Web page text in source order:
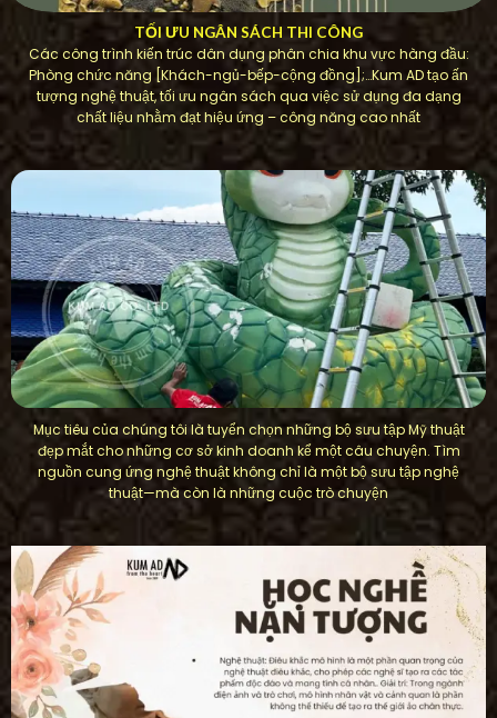
TỐI ƯU NGÂN SÁCH THI CÔNG
Các công trình kiến ​​trúc dân dụng phân chia khu vực hàng đầu:
Phòng chức năng [Khách-ngủ-bếp-cộng đồng];…Kum AD tạo ấn
tượng nghệ thuật, tối ưu ngân sách qua việc sử dụng đa dạng
chất liệu nhằm đạt hiệu ứng – công năng cao nhất
Mục tiêu của chúng tôi là tuyển chọn những bộ sưu tập Mỹ thuật
đẹp mắt cho những cơ sở kinh doanh kể một câu chuyện. Tìm
nguồn cung ứng nghệ thuật không chỉ là một bộ sưu tập nghệ
thuật—mà còn là những cuộc trò chuyện